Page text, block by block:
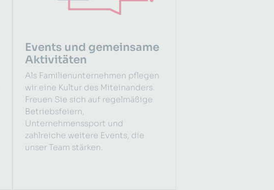
Events und gemeinsame
Aktivitäten
Als Familienunternehmen pflegen
wir eine Kultur des Miteinanders.
Freuen Sie sich auf regelmäßige
Betriebsfeiern,
Unternehmenssport und
zahlreiche weitere Events, die
unser Team stärken.